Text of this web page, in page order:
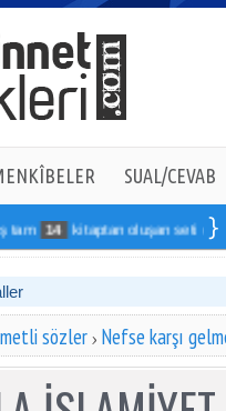
SUAL/CEVAB
14 kitaptan oluşan seti online
sözler Nefse karşı